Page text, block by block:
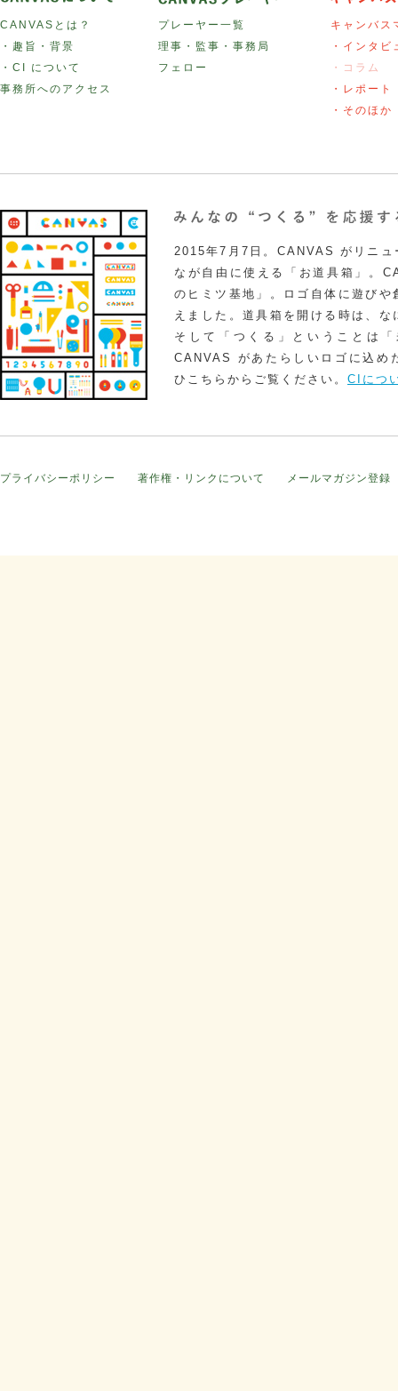
CANVASとは？
・趣旨・背景
・CI について
事務所へのアクセス
プレーヤー一覧
理事・監事・事務局
フェロー
キャンバス
・インタビ
・コラム
・レポート
・そのほか
2015年7月7日。CANVAS がリニュ
なが自由に使える「お道具箱」。
のヒミツ基地」。ロゴ自体に遊び
えました。道具箱を開ける時は、
そして「つくる」ということは
CANVAS があたらしいロゴに込め
ひこちらからご覧ください。 CIにつ
プライバシーポリシー 著作権・リンクについて メールマガジン登録